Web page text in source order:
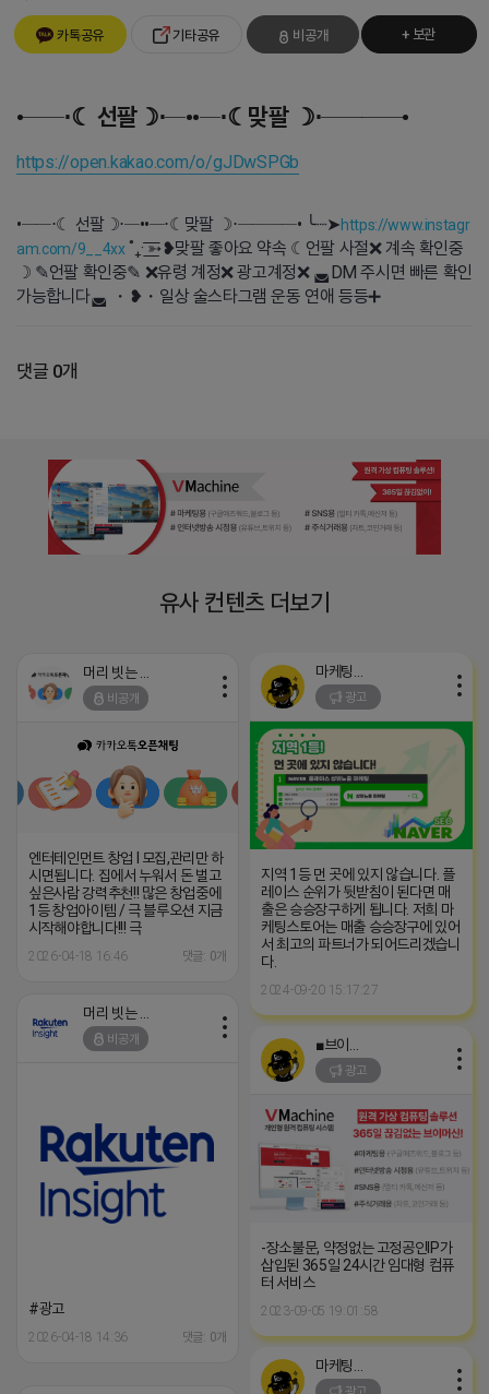
카톡공유 기타공유 비공개 + 보관
•──⋅☾ 선팔☽⋅─••─⋅☾맞팔 ☽⋅────•
https://open.kakao.com/o/gJDwSPGb
•──⋅☾ 선팔☽⋅─••─⋅☾맞팔 ☽⋅────• ╰┈➤https://www.instagr
am.com/9__4xx˚₊· ͟͟͞͞➳❥ㅤ맞팔 좋아요 약속 ☾언팔 사절❌ 계속 확인중
☽ ✎언팔 확인중✎ ❌유령 계정❌ 광고계정❌ ◛DM 주시면 빠른 확인
가능합니다◛ ・❥・일상 술스타그램 운동 연애 등등➕
댓글 0개
유사 컨텐츠 더보기
비공개
엔터테인먼트 창업 l 모집,관리만 하
시면됩니다. 집에서 누워서 돈 벌고
싶은사람 강력추천!! 많은 창업중에
1등 창업아이템 / 극 블루오션 지금
시작해야합니다!!! 극
2026-04-18 16:46 댓글: 0개
광고
지역 1등 먼 곳에 있지 않습니다. 플
레이스 순위가 뒷받침이 된다면 매
출은 승승장구하게 됩니다. 저희 마
케팅스토어는 매출 승승장구에 있어
서 최고의 파트너가 되어드리겠습니
다.
2024-09-20 15:17:27
비공개
#광고
2026-04-18 14:36 댓글: 0개
광고
-장소불문, 약정없는 고정공인IP가
삽입된 365일 24시간 임대형 컴퓨
터 서비스
2023-09-05 19:01:58